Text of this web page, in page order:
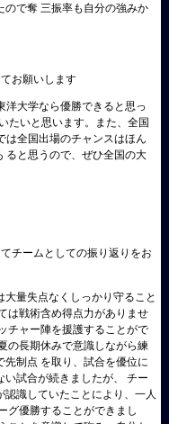
ので奪 三振率も自分の強みか
お願いします
洋大学なら優勝できると思っ
たいと思います。また、全国
は全国出場のチャンスはほん
ると思うので、ぜひ全国の大
チームとしての振り返りをお
量失点なくしっかり守ること
は戦術含め得点力がありませ
チャー陣を援護することがで
の長期休みで意識しながら練
制点 を取り、試合を優位に
試合が続きましたが、 チー
識していたことにより、一人
グ優勝することができまし